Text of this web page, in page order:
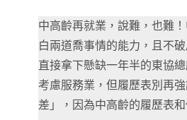
中高齡再就業，說難，也難
白兩道喬事情的能力，且不
直接拿下懸缺一年半的東協
考慮服務業，但履歷表別再
差」，因為中高齡的履歷表和